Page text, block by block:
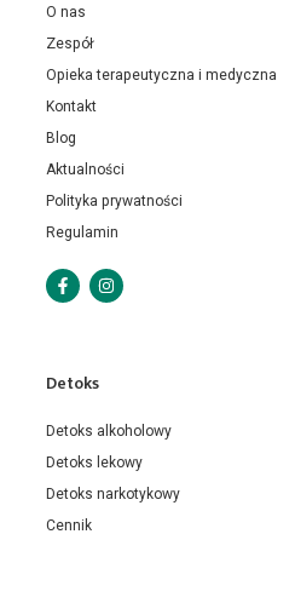
O nas
Zespół
Opieka terapeutyczna i medyczna
Kontakt
Blog
Aktualności
Polityka prywatności
Regulamin
Detoks
Detoks alkoholowy
Detoks lekowy
Detoks narkotykowy
Cennik